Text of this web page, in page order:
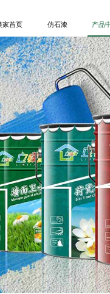
家首页 仿石漆 产品